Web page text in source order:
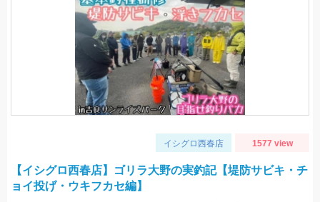
イシグロ西春店 1577 view
【イシグロ西春店】ゴリラ大野の実釣記【堤防サビキ・チ
ョイ投げ・ウキフカセ編】